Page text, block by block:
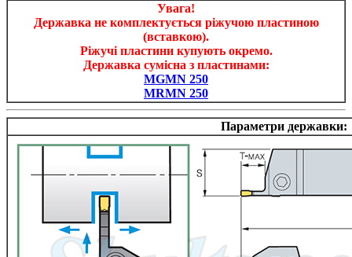
Увага!
Державка не комплектується ріжучою пластиною
(вставкою).
Ріжучі пластини купують окремо.
Державка сумісна з пластинами:
MGMN 250
MRMN 250
Параметри державки: